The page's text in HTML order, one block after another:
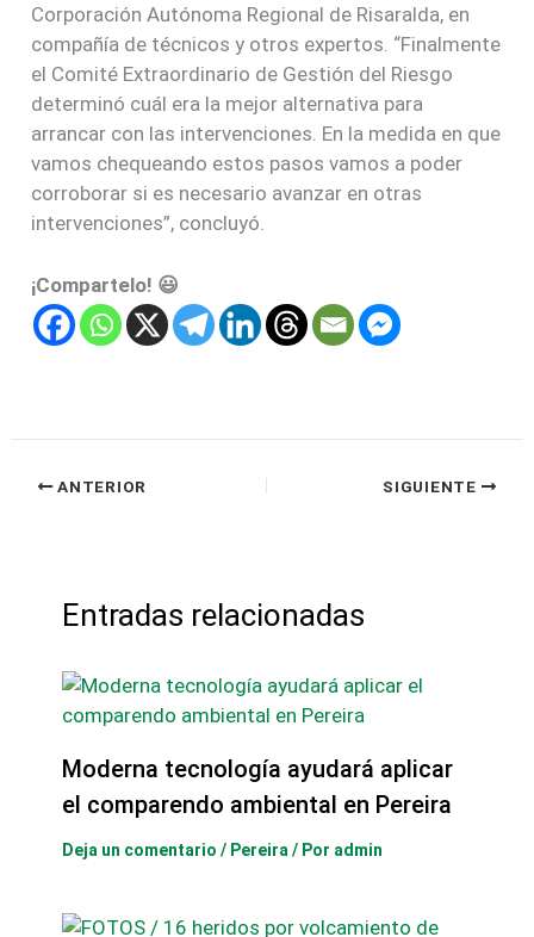
Corporación Autónoma Regional de Risaralda, en
compañía de técnicos y otros expertos. “Finalmente
el Comité Extraordinario de Gestión del Riesgo
determinó cuál era la mejor alternativa para
arrancar con las intervenciones. En la medida en que
vamos chequeando estos pasos vamos a poder
corroborar si es necesario avanzar en otras
intervenciones”, concluyó.
¡Compartelo! 😃
ANTERIOR SIGUIENTE
Entradas relacionadas
Moderna tecnología ayudará aplicar
el comparendo ambiental en Pereira
Deja un comentario / Pereira / Por admin